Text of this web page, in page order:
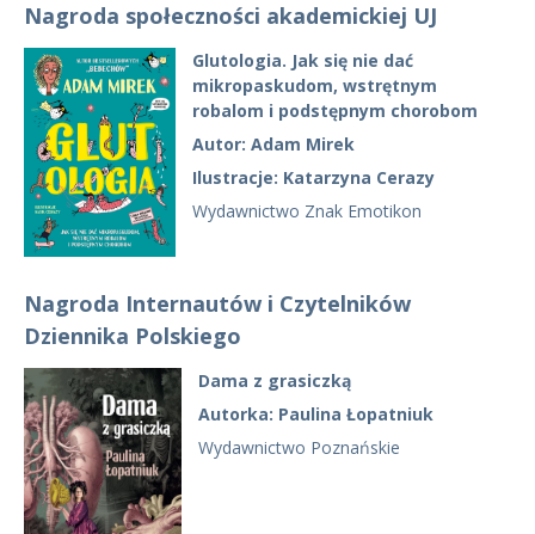
Nagroda społeczności akademickiej UJ
Glutologia. Jak się nie dać
mikropaskudom, wstrętnym
robalom i podstępnym chorobom
Autor: Adam Mirek
Ilustracje: Katarzyna Cerazy
Wydawnictwo Znak Emotikon
Nagroda Internautów i Czytelników
Dziennika Polskiego
Dama z grasiczką
Autorka: Paulina Łopatniuk
Wydawnictwo Poznańskie